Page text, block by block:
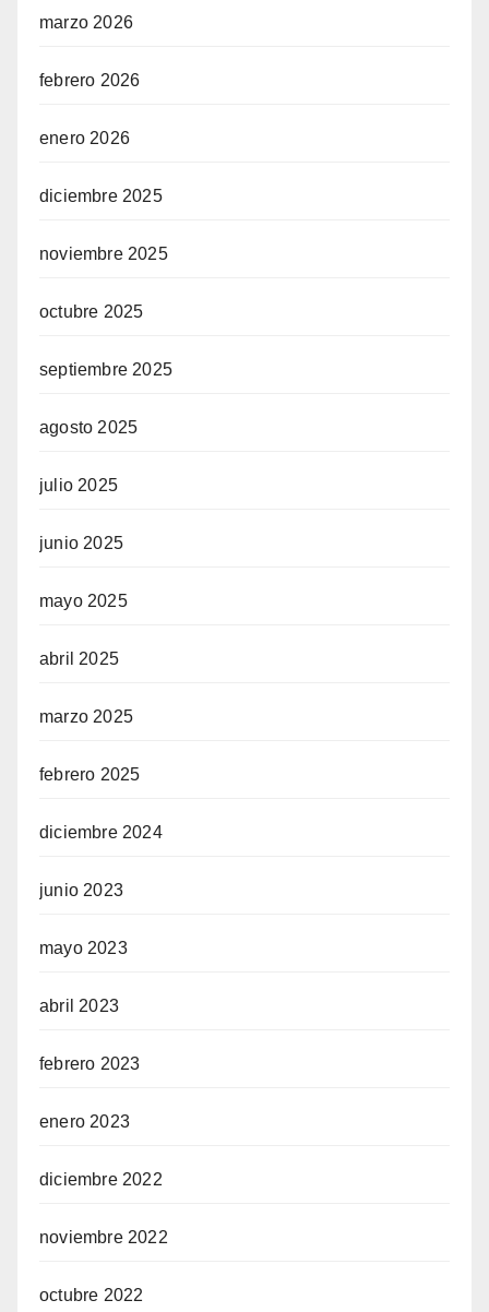
marzo 2026
febrero 2026
enero 2026
diciembre 2025
noviembre 2025
octubre 2025
septiembre 2025
agosto 2025
julio 2025
junio 2025
mayo 2025
abril 2025
marzo 2025
febrero 2025
diciembre 2024
junio 2023
mayo 2023
abril 2023
febrero 2023
enero 2023
diciembre 2022
noviembre 2022
octubre 2022